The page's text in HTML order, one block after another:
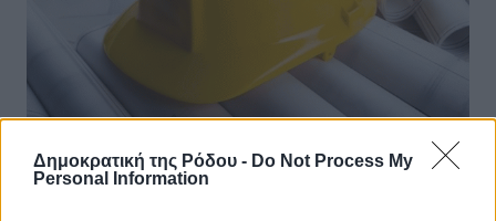
Δημοκρατική της Ρόδου - Do Not Process My
Personal Information